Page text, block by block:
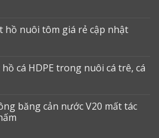
hồ nuôi tôm giá rẻ cập nhật
cá HDPE trong nuôi cá trê, cá
băng cản nước V20 mất tác